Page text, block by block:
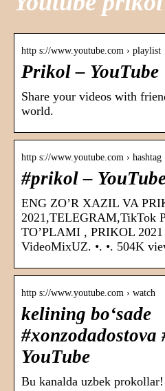
http s://www.youtube.com › playlist
Prikol – YouTube
Share your videos with
world.
http s://www.youtube.com ›
#prikol –
ENG ZO’R XAZIL VA
2021,TELEGRAM,TikTok
TO’PLAMI , PRIKOL
VideoMixUZ. •. •. 504K
http s://www.youtube.com › watch
kelining boʻsade
YouTube
Bu kanalda uzbek prokollar!